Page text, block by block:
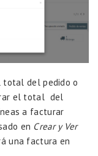
total del pedido o
el total del
a facturar
en Crear y Ver
una factura en